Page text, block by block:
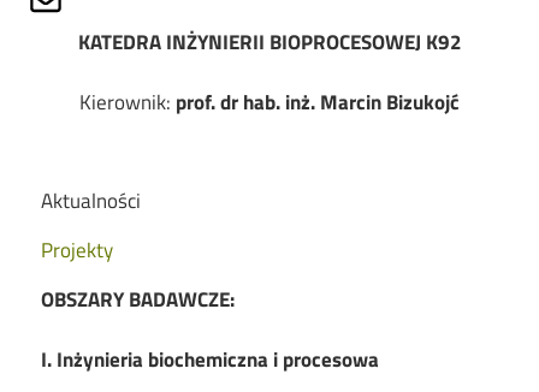
KATEDRA INŻYNIERII BIOPROCESOWEJ K92
Kierownik: prof. dr hab. inż. Marcin Bizukojć
Aktualności
Projekty
OBSZARY BADAWCZE:
I. Inżynieria biochemiczna i procesowa